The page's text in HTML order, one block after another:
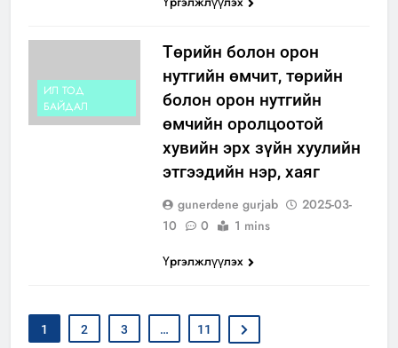
ИЛ ТОД
БАЙДАЛ
Төрийн болон орон
нутгийн өмчит, төрийн
болон орон нутгийн
өмчийн оролцоотой
хувийн эрх зүйн хуулийн
этгээдийн нэр, хаяг
gunerdene gurjab
2025-03-
10
0
1 mins
Үргэлжлүүлэх
1 2 3 … 11